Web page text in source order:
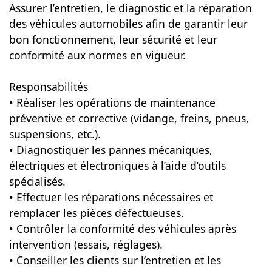
Assurer l’entretien, le diagnostic et la réparation
des véhicules automobiles afin de garantir leur
bon fonctionnement, leur sécurité et leur
conformité aux normes en vigueur.
Responsabilités
• Réaliser les opérations de maintenance
préventive et corrective (vidange, freins, pneus,
suspensions, etc.).
• Diagnostiquer les pannes mécaniques,
électriques et électroniques à l’aide d’outils
spécialisés.
• Effectuer les réparations nécessaires et
remplacer les pièces défectueuses.
• Contrôler la conformité des véhicules après
intervention (essais, réglages).
• Conseiller les clients sur l’entretien et les